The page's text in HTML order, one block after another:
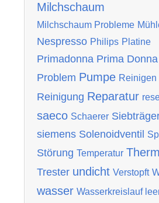
Milchschaum
Milchschaum Probleme
Nespresso Philips Platine
Primadonna Prima Donna
Problem Pumpe Reinigen
Reinigung Reparatur
saeco Schaerer
siemens Solenoidventil
Störung Temperatur
Trester undicht Verstopft
wasser Wasserkreislauf